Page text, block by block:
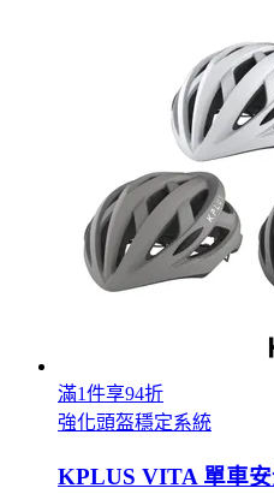
滿1件享94折
強化頭盔穩定系統
KPLUS VITA 單車